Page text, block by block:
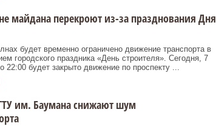
майдана перекроют из-за празднования Дня
будет временно ограничено движение транспорта в
городского праздника «День строителя». Сегодня, 7
22:00 будет закрыто движение по проспекту ...
им. Баумана снижают шум